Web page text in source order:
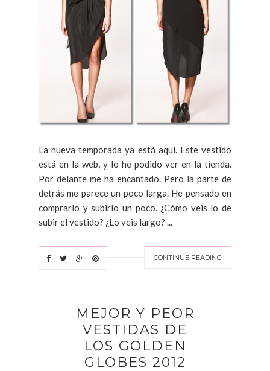
La nueva temporada ya está aquí. Este vestido
está en la web, y lo he podido ver en la tienda.
Por delante me ha encantado. Pero la parte de
detrás me parece un poco larga. He pensado en
comprarlo y subirlo un poco. ¿Cómo veis lo de
subir el vestido? ¿Lo veis largo? ...
CONTINUE READING
MEJOR Y PEOR
VESTIDAS DE
LOS GOLDEN
GLOBES 2012